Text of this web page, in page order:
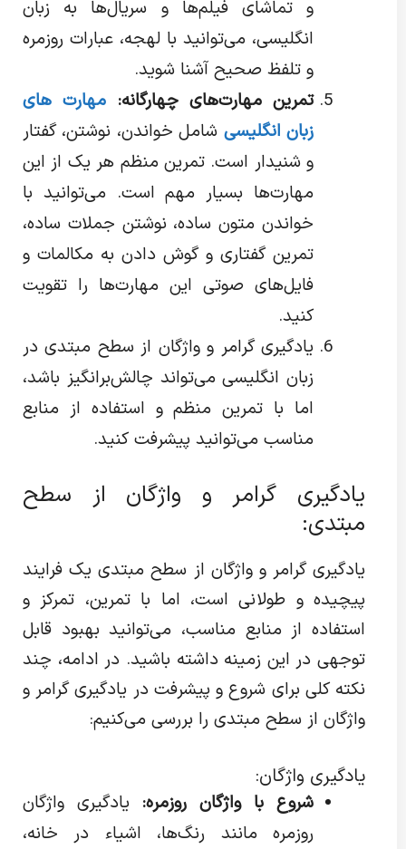
و تماشای فیلم‌ها و سریال‌ها به زبان
انگلیسی، می‌توانید با لهجه، عبارات روزمره
و تلفظ صحیح آشنا شوید.
تمرین مهارت‌های چهارگانه:
مهارت های
زبان انگلیسیشامل خواندن، نوشتن، گفتار
و شنیدار است. تمرین منظم هر یک از این
مهارت‌ها بسیار مهم است. می‌توانید با
خواندن متون ساده، نوشتن جملات ساده،
تمرین گفتاری و گوش دادن به مکالمات و
فایل‌های صوتی این مهارت‌ها را تقویت
کنید.
یادگیری گرامر و واژگان از سطح مبتدی در
زبان انگلیسی می‌تواند چالش‌برانگیز باشد،
اما با تمرین منظم و استفاده از منابع
مناسب می‌توانید پیشرفت کنید.
یادگیری گرامر و واژگان از سطح
مبتدی:
یادگیری گرامر و واژگان از سطح مبتدی یک فرایند
پیچیده و طولانی است، اما با تمرین، تمرکز و
استفاده از منابع مناسب، می‌توانید بهبود قابل
توجهی در این زمینه داشته باشید. در ادامه، چند
نکته کلی برای شروع و پیشرفت در یادگیری گرامر و
واژگان از سطح مبتدی را بررسی می‌کنیم:
یادگیری واژگان:
شروع با واژگان روزمره:یادگیری واژگان
روزمره مانند رنگ‌ها، اشیاء در خانه،